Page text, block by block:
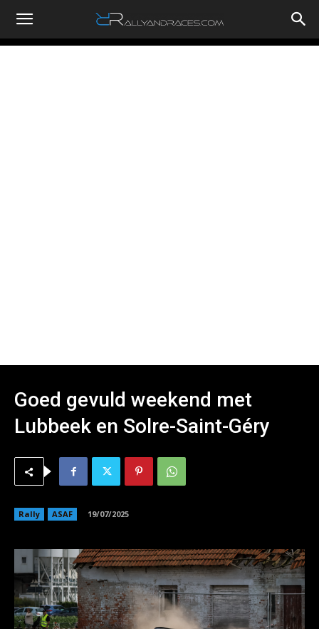
RallyandRaces.com
Goed gevuld weekend met
Lubbeek en Solre-Saint-Géry
Rally ASAF 19/07/2025